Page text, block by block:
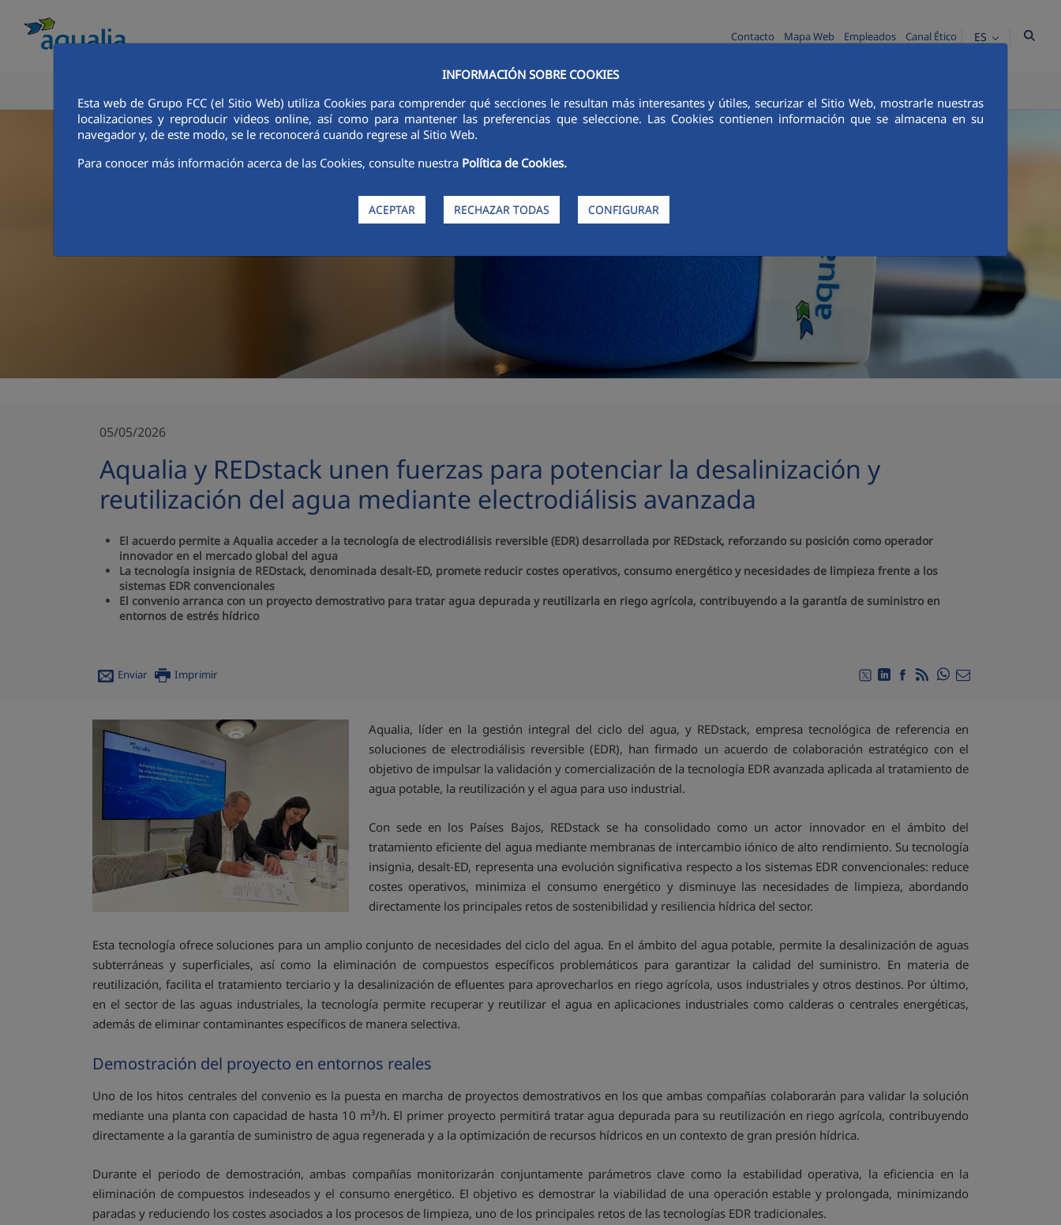
INFORMACIÓN SOBRE COOKIES
Esta web de Grupo FCC (el Sitio Web) utiliza Cookies para comprender qué secciones le resultan más interesantes y útiles, securizar el Sitio Web, mostrarle nuestras
localizaciones y reproducir videos online, así como para mantener las preferencias que seleccione. Las Cookies contienen información que se almacena en su
navegador y, de este modo, se le reconocerá cuando regrese al Sitio Web.
Para conocer más información acerca de las Cookies, consulte nuestra Política de Cookies.
ACEPTAR RECHAZAR TODAS CONFIGURAR
Contacto Mapa Web Empleados Canal Ético ES
05/05/2026
Aqualia y REDstack unen fuerzas para potenciar la desalinización y
reutilización del agua mediante electrodiálisis avanzada
El acuerdo permite a Aqualia acceder a la tecnología de electrodiálisis reversible (EDR) desarrollada por REDstack, reforzando su posición como operador
innovador en el mercado global del agua
La tecnología insignia de REDstack, denominada desalt-ED, promete reducir costes operativos, consumo energético y necesidades de limpieza frente a los
sistemas EDR convencionales
El convenio arranca con un proyecto demostrativo para tratar agua depurada y reutilizarla en riego agrícola, contribuyendo a la garantía de suministro en
entornos de estrés hídrico
Enviar Imprimir Compartir en Twitter
Compartir en Linkedin
Compartir en Facebook
RSSCompartir en
Aqualia, líder en la gestión integral del ciclo del agua, y REDstack, empresa tecnológica de referencia en
soluciones de electrodiálisis reversible (EDR), han firmado un acuerdo de colaboración estratégico con el
objetivo de impulsar la validación y comercialización de la tecnología EDR avanzada aplicada al tratamiento de
agua potable, la reutilización y el agua para uso industrial.
Con sede en los Países Bajos, REDstack se ha consolidado como un actor innovador en el ámbito del
tratamiento eficiente del agua mediante membranas de intercambio iónico de alto rendimiento. Su tecnología
insignia, desalt-ED, representa una evolución significativa respecto a los sistemas EDR convencionales: reduce
costes operativos, minimiza el consumo energético y disminuye las necesidades de limpieza, abordando
directamente los principales retos de sostenibilidad y resiliencia hídrica del sector.
Esta tecnología ofrece soluciones para un amplio conjunto de necesidades del ciclo del agua. En el ámbito del agua potable, permite la desalinización de aguas
subterráneas y superficiales, así como la eliminación de compuestos específicos problemáticos para garantizar la calidad del suministro. En materia de
reutilización, facilita el tratamiento terciario y la desalinización de efluentes para aprovecharlos en riego agrícola, usos industriales y otros destinos. Por último,
en el sector de las aguas industriales, la tecnología permite recuperar y reutilizar el agua en aplicaciones industriales como calderas o centrales energéticas,
además de eliminar contaminantes específicos de manera selectiva.
Demostración del proyecto en entornos reales
Uno de los hitos centrales del convenio es la puesta en marcha de proyectos demostrativos en los que ambas compañías colaborarán para validar la solución
mediante una planta con capacidad de hasta 10 m³/h. El primer proyecto permitirá tratar agua depurada para su reutilización en riego agrícola, contribuyendo
directamente a la garantía de suministro de agua regenerada y a la optimización de recursos hídricos en un contexto de gran presión hídrica.
Durante el periodo de demostración, ambas compañías monitorizarán conjuntamente parámetros clave como la estabilidad operativa, la eficiencia en la
eliminación de compuestos indeseados y el consumo energético. El objetivo es demostrar la viabilidad de una operación estable y prolongada, minimizando
paradas y reduciendo los costes asociados a los procesos de limpieza, uno de los principales retos de las tecnologías EDR tradicionales.